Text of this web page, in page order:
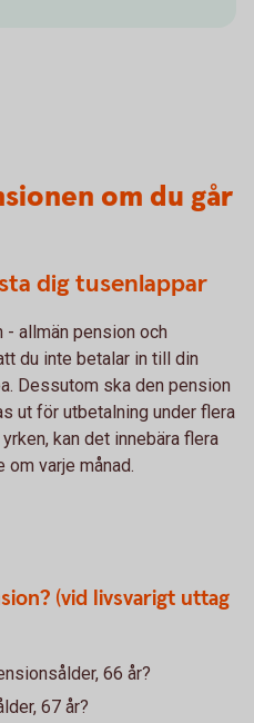
om du går
dig tusenlappar
allmän pension och
du inte betalar in till din
Dessutom ska den pension
ut för utbetalning under flera
kan det innebära flera
varje månad.
(vid livsvarigt uttag
66 år?
67 år?